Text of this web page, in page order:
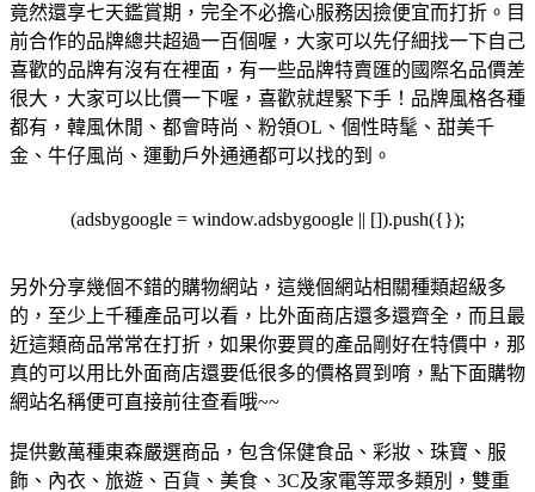
竟然還享七天鑑賞期，完全不必擔心服務因撿便宜而打折。目
前合作的品牌總共超過一百個喔，大家可以先仔細找一下自己
喜歡的品牌有沒有在裡面，有一些品牌特賣匯的國際名品價差
很大，大家可以比價一下喔，喜歡就趕緊下手！品牌風格各種
都有，韓風休閒、都會時尚、粉領OL、個性時髦、甜美千
金、牛仔風尚、運動戶外通通都可以找的到。
(adsbygoogle = window.adsbygoogle || []).push({});
另外分享幾個不錯的購物網站，這幾個網站相關種類超級多
的，至少上千種產品可以看，比外面商店還多還齊全，而且最
近這類商品常常在打折，如果你要買的產品剛好在特價中，那
真的可以用比外面商店還要低很多的價格買到唷，點下面購物
網站名稱便可直接前往查看哦~~
提供數萬種東森嚴選商品，包含保健食品、彩妝、珠寶、服
飾、內衣、旅遊、百貨、美食、3C及家電等眾多類別，雙重